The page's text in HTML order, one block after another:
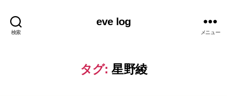
検索
eve log
メニュー
タグ: 星野綾